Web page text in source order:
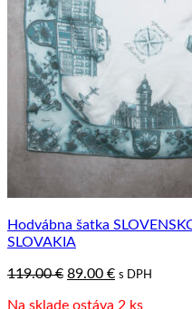
Hodvábna šatka
SLOVAKIA
119.00€ Pôvodná
89.00 €Aktuálna
s DPH
Na sklade ostáva 2 ks